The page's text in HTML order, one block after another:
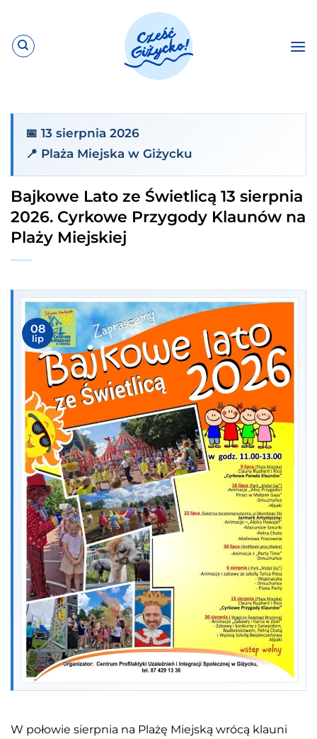
zawartości
📅 13 sierpnia 2026
📍 Plaża Miejska w Giżycku
Bajkowe Lato ze Świetlicą 13 sierpnia
2026. Cyrkowe Przygody Klaunów na
Plaży Miejskiej
08
lip
W połowie sierpnia na Plażę Miejską wrócą klauni